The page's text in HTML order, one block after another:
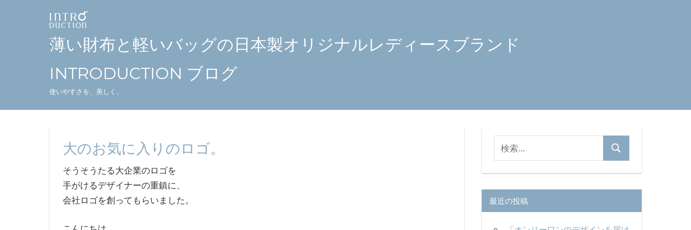
キ
薄い財布と軽いバッグの日本製オリジナルレディースブランド
INTRODUCTION ブログ
使いやすさを、美しく。
大のお気に入りのロゴ。
そうそうたる大企業のロゴを
手がけるデザイナーの重鎮に、
会社ロゴを創ってもらいました。
対
検
最近の投稿